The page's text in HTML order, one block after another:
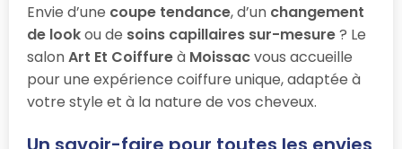
Envie d’une coupe tendance, d’un changement
de lookou de soins capillaires sur-mesure? Le
salonArt Et Coiffureà Moissacvous accueille
pour une expérience coiffure unique, adaptée à
votre style et à la nature de vos cheveux.